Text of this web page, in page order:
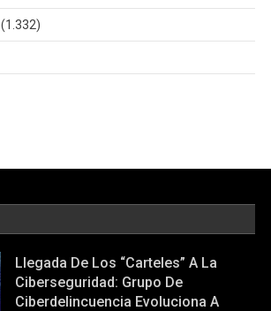
(1.332)
Llegada De Los “carteles” A La
Ciberseguridad: Grupo De
Ciberdelincuencia Evoluciona A